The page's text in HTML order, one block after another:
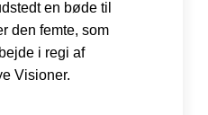
en bøde til
den femte, som
i regi af
Visioner.